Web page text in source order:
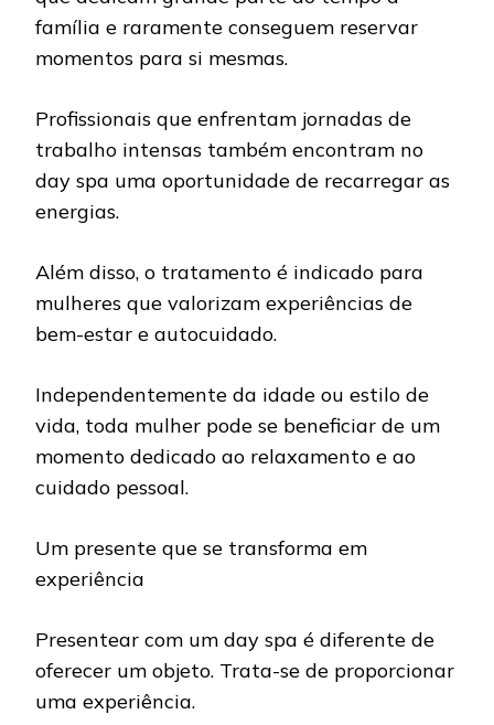
família e raramente conseguem reservar
momentos para si mesmas.
Profissionais que enfrentam jornadas de
trabalho intensas também encontram no
day spa uma oportunidade de recarregar as
energias.
Além disso, o tratamento é indicado para
mulheres que valorizam experiências de
bem-estar e autocuidado.
Independentemente da idade ou estilo de
vida, toda mulher pode se beneficiar de um
momento dedicado ao relaxamento e ao
cuidado pessoal.
Um presente que se transforma em
experiência
Presentear com um day spa é diferente de
oferecer um objeto. Trata-se de proporcionar
uma experiência.